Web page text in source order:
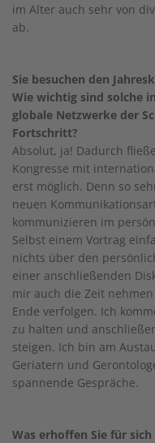
im Alter auch sehr von
ab.
Sie besuchen den
Wie wichtig sind solche
globale Netzwerke der
Fortschritt?
Absolut, ja! Dadurch
Kongresse mit
erst möglich. Denn so
neuen
kommunizieren im
Selbst einem Vortrag
nichts über den
einer anschließenden
mir auch die Zeit
Ende verfolgen. Ich
zu halten und
steigen. Ich bin am
Geriatern und
spannende Gespräche.
Was erhoffen Sie für